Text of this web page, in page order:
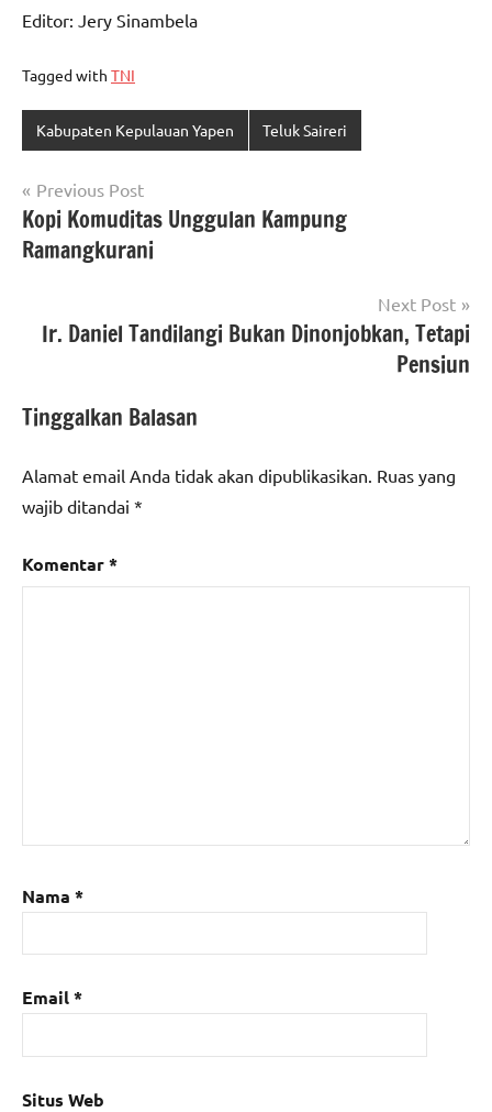
Editor: Jery Sinambela
Tagged with TNI
Kabupaten Kepulauan Yapen Teluk Saireri
Navigasi
pos
Previous Post
Kopi Komuditas Unggulan Kampung
Ramangkurani
Next Post
Ir. Daniel Tandilangi Bukan Dinonjobkan, Tetapi
Pensiun
Tinggalkan Balasan
Alamat email Anda tidak akan dipublikasikan. Ruas yang
wajib ditandai *
Komentar*
Nama *
Email*
Situs Web